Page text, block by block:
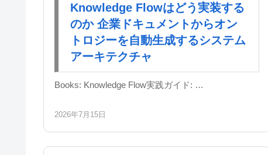
Knowledge Flowはどう実装する
のか 企業ドキュメントからオン
トロジーを自動生成するシステム
アーキテクチャ
Books: Knowledge Flow実践ガイド: …
2026年7月15日